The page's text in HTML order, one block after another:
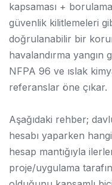
kapsaması +
güvenlik kilitlemeleri
doğrulanabilir bir
havalandırma yangın
NFPA 96 ve ıslak
referanslar öne çıkar.
Aşağıdaki rehber;
hesabı yaparken
hesap mantığıyla
proje/uygulama